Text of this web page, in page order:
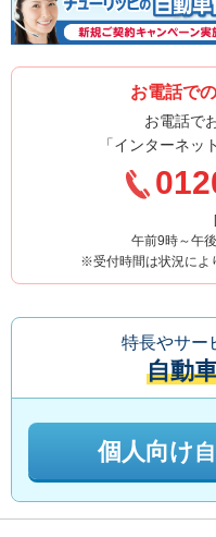
お電話で
お電話で
「インターネッ
午前9時～午
※受付時間は状況によ
特長やサー
自動
個人向け